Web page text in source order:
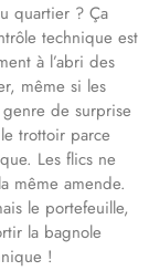
quartier ? Ça
technique est
à l’abri des
même si les
genre de surprise
trottoir parce
Les flics ne
même amende.
le portefeuille,
la bagnole
!